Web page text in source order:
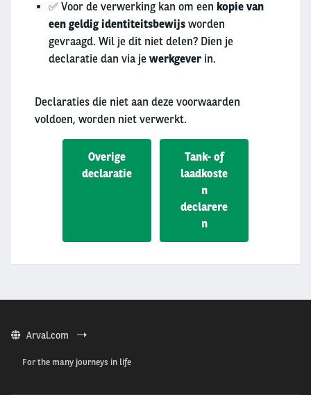
✅ Voor de verwerking kan om een kopie van
een geldig identiteitsbewijsworden
gevraagd. Wil je dit niet delen? Dien je
declaratie dan via je werkgeverin.
Declaraties die niet aan deze voorwaarden
voldoen, worden niet verwerkt.
Overige
declaratie
Tank- of
laadkoste
n
declarere
n
Arval.com
For the many journeys in life